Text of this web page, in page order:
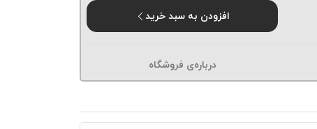
افزودن به سبد خرید
درباره‌ی فروشگاه